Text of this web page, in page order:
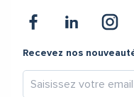
Recevez nos